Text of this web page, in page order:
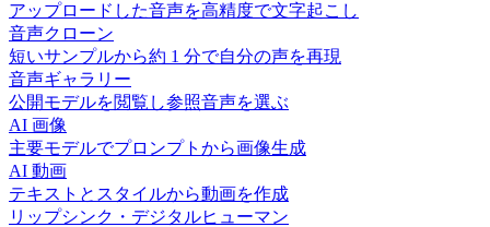
アップロードした音声を高精度で文字起こし
音声クローン
短いサンプルから約 1 分で自分の声を再現
音声ギャラリー
公開モデルを閲覧し参照音声を選ぶ
AI 画像
主要モデルでプロンプトから画像生成
AI 動画
テキストとスタイルから動画を作成
リップシンク・デジタルヒューマン